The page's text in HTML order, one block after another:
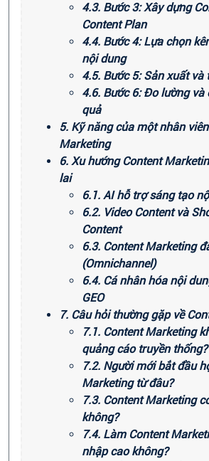
4.3. Bước 3: Xây dựng
Content Plan
4.4. Bước 4: Lựa chọn
nội dung
4.5. Bước 5: Sản xuất và
4.6. Bước 6: Đo lường và
quả
5. Kỹ năng của một nhân
Marketing
6. Xu hướng Content
lai
6.1. AI hỗ trợ sáng tạo
6.2. Video Content và
Content
6.3. Content Marketing
(Omnichannel)
6.4. Cá nhân hóa nội
GEO
7. Câu hỏi thường gặp về
7.1. Content Marketing
quảng cáo truyền thống?
7.2. Người mới bắt đầu
Marketing từ đâu?
7.3. Content Marketing
không?
7.4. Làm Content
nhập cao không?